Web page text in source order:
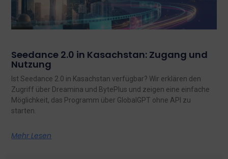
Seedance 2.0 in Kasachstan: Zugang und
Nutzung
Ist Seedance 2.0 in Kasachstan verfügbar? Wir erklären den
Zugriff über Dreamina und BytePlus und zeigen eine einfache
Möglichkeit, das Programm über GlobalGPT ohne API zu
starten.
Mehr Lesen